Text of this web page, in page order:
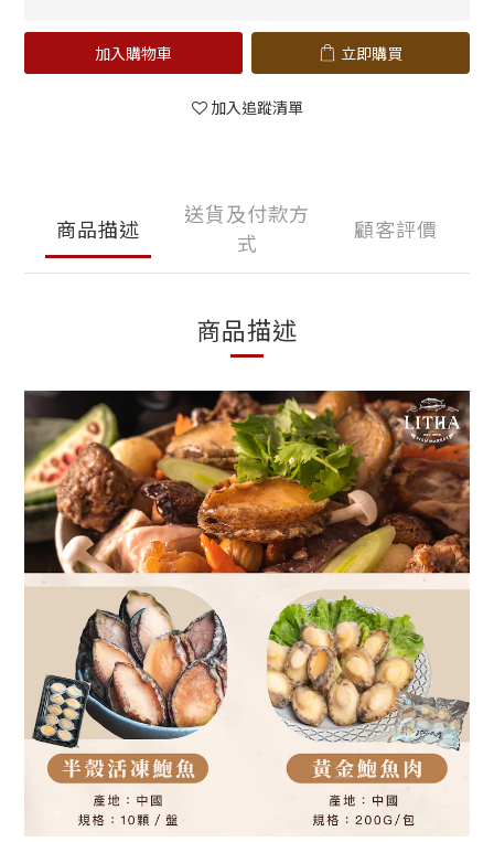
加入購物車 立即購買
加入追蹤清單
商品描述
送貨及付款方
式
顧客評價
商品描述